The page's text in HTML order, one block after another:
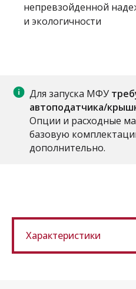
непревзойденной
и экологичности
Для запуска МФУ
автоподатчика/
Опции и расходные
базовую
дополнительно.